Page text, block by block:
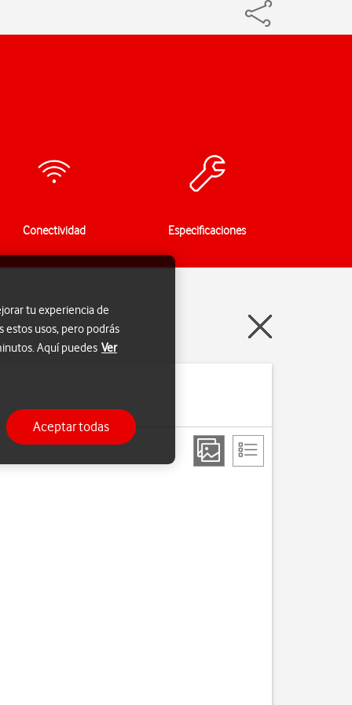
Conectividad Especificaciones
tu experiencia de
estos usos, pero podrás
Aquí puedes Ver
Aceptar todas